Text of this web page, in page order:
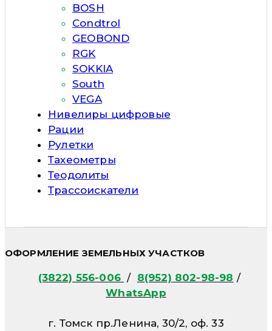
BOSH
Condtrol
GEOBOND
RGK
SOKKIA
South
VEGA
Нивелиры цифровые
Рации
Рулетки
Тахеометры
Теодолиты
Трассоискатели
ОФОРМЛЕНИЕ ЗЕМЕЛЬНЫХ УЧАСТКОВ
(3822) 556-006 / 8(952) 802-98-98 /
WhatsApp
г. Томск пр.Ленина, 30/2, оф. 33